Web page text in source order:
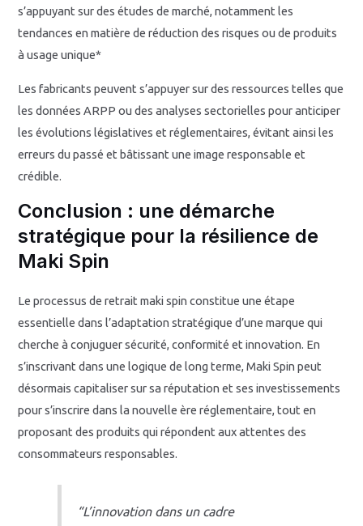
s’appuyant sur des études de marché, notamment les
tendances en matière de réduction des risques ou de produits
à usage unique*
Les fabricants peuvent s’appuyer sur des ressources telles que
les données ARPP ou des analyses sectorielles pour anticiper
les évolutions législatives et réglementaires, évitant ainsi les
erreurs du passé et bâtissant une image responsable et
crédible.
Conclusion : une démarche
stratégique pour la résilience de
Maki Spin
Le processus de retrait maki spin constitue une étape
essentielle dans l’adaptation stratégique d’une marque qui
cherche à conjuguer sécurité, conformité et innovation. En
s’inscrivant dans une logique de long terme, Maki Spin peut
désormais capitaliser sur sa réputation et ses investissements
pour s’inscrire dans la nouvelle ère réglementaire, tout en
proposant des produits qui répondent aux attentes des
consommateurs responsables.
“L’innovation dans un cadre